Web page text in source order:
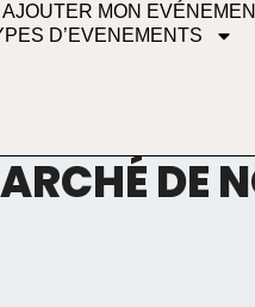
AJOUTER MON
D’EVENEMENTS
DE